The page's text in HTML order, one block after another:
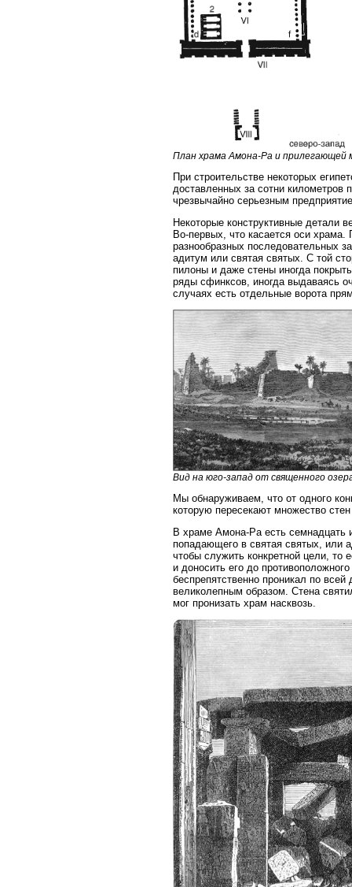
План храма Амона-Ра и прилегающей
При строительстве некоторых
доставленных за сотни километров
чрезвычайно серьезным
Некоторые конструктивные детали
Во-первых, что касается оси
разнообразных последовательных
адитум или святая святых. С той
пилоны и даже стены иногда
ряды сфинксов, иногда выдаваясь
случаях есть отдельные ворота
Вид на юго-запад от священного
Мы обнаруживаем, что от одного
которую пересекают множество
В храме Амона-Ра есть семнадцать
попадающего в святая святых, или
чтобы служить конкретной цели, то
и доносить его до
беспрепятственно проникал по
великолепным образом. Стена
мог пронизать храм насквозь.